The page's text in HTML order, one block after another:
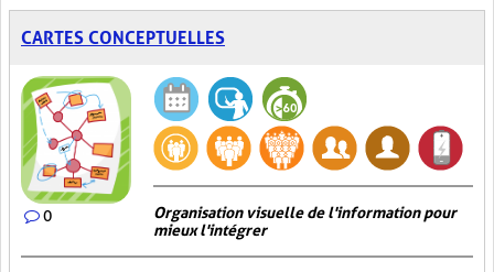
CARTES CONCEPTUELLES
0
Organisation visuelle de l'information pour
mieux l'intégrer